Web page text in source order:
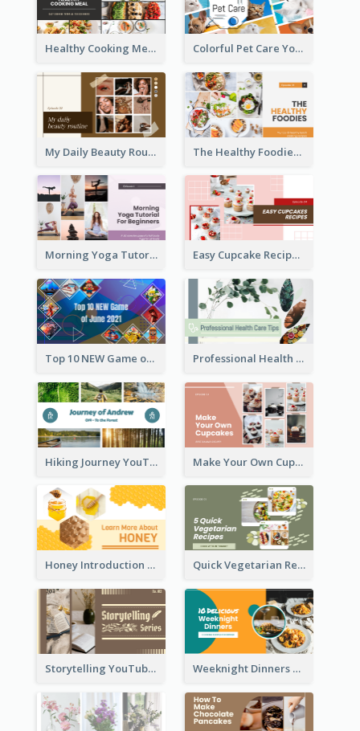
Healthy Cooking Meal YouTube Thumbnail Colorful Pet Care YouTube Thumbnail
My Daily Beauty Routine YouTube Thumbnail The Healthy Foodies YouTube Thumbnail
Morning Yoga Tutorial YouTube Thumbnail Easy Cupcake Recipes YouTube Thumbnail
Top 10 NEW Game of June 2021 YouTube Thumbnail Professional Health Care Tips YouTube Thumbnail
Hiking Journey YouTube Thumbnail Make Your Own Cupcakes YouTube Thumbnail
Honey Introduction YouTube Thumbnail Quick Vegetarian Recipes YouTube Thumbnail
Storytelling YouTube Thumbnail Weeknight Dinners Recipe YouTube Thumbnail